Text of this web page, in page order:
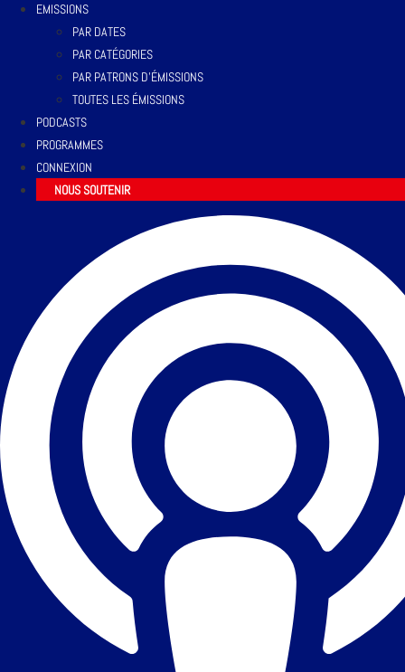
EMISSIONS
PAR DATES
PAR CATÉGORIES
PAR PATRONS D’ÉMISSIONS
TOUTES LES ÉMISSIONS
PODCASTS
PROGRAMMES
CONNEXION
NOUS SOUTENIR